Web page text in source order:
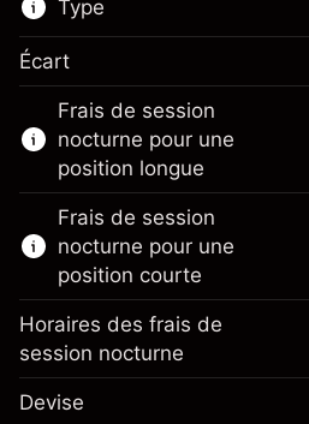
Type
Cet instrument financier
le trading via les CFD et
En savoir plus sur :
CFD
Knock-outs
Écart
Frais de session
nocturne pour une
position longue
Marge. Votre
investissement
Frais de session
nocturne pour une
position courte
Horaires des frais de
session nocturne
Devise